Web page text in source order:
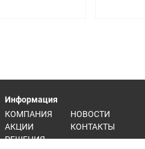
Информация
КОМПАНИЯ
АКЦИИ
РЕШЕНИЯ
НОВОСТИ
КОНТАКТЫ